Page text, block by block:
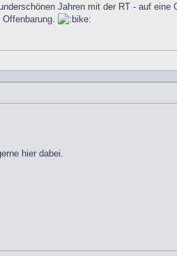
Jahren mit der RT - auf
hier dabei.